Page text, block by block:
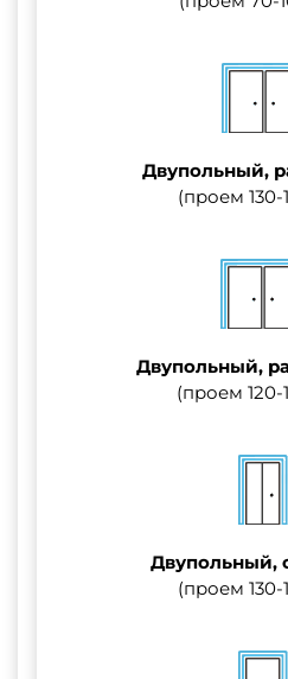
Двупольный,
(проем 130-
Двупольный,
(проем 120-
Двупольный,
(проем 130-